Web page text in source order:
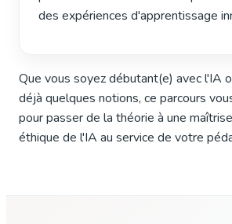
des expériences d'apprentissage
Que vous soyez débutant(e) avec l'IA
déjà quelques notions, ce parcours
pour passer de la théorie à une
éthique de l'IA au service de votre